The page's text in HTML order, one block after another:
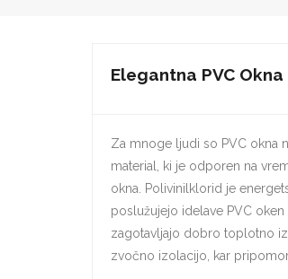
Elegantna PVC
Za mnoge ljudi so PVC okna
material, ki je odporen na
okna. Polivinilklorid je
poslužujejo idelave PVC
zagotavljajo dobro toplotno
zvočno izolacijo, kar